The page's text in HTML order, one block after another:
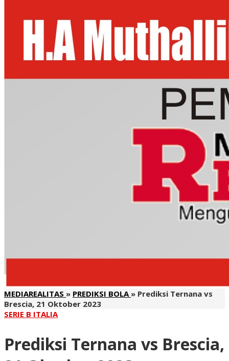
MEDIAREALITAS » PREDIKSI BOLA » Prediksi Ternana vs
Brescia, 21 Oktober 2023
SERIE B ITALIA
Prediksi Ternana vs Brescia,